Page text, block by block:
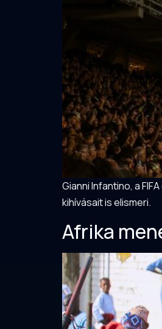
Gianni Infantino, a
kihívásait is elismeri.
Afrika